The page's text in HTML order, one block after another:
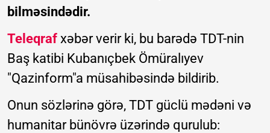
bilməsindədir.
Teleqraf xəbər verir ki, bu barədə TDT-nin
Baş katibi Kubanıçbek Ömüralıyev
"Qazinform"a müsahibəsində bildirib.
Onun sözlərinə görə, TDT güclü mədəni və
humanitar bünövrə üzərində qurulub: